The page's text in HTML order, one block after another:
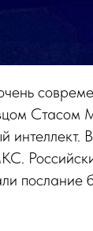
Стасом
послание